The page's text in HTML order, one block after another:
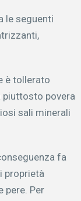
le seguenti
è tollerato
piuttosto povera
sali minerali
fa
proprietà
pere. Per